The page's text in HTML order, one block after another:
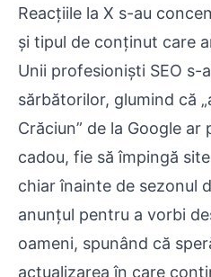
Reacțiile la X s-au
și tipul de conținut care
Unii profesioniști SEO s-
sărbătorilor, glumind că
Crăciun” de la Google ar
cadou, fie să împingă
chiar înainte de sezonul
anunțul pentru a vorbi
oameni, spunând că
actualizarea în care